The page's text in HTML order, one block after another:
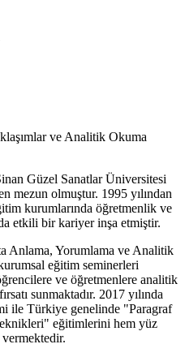
ve Analitik Okuma
Güzel Sanatlar Üniversitesi
mezun olmuştur. 1995 yılından
kurumlarında öğretmenlik ve
etkili bir kariyer inşa etmiştir.
Anlama, Yorumlama ve Analitik
eğitim seminerleri
ve öğretmenlere analitik
sunmaktadır. 2017 yılında
ile Türkiye genelinde "Paragraf
eğitimlerini hem yüz